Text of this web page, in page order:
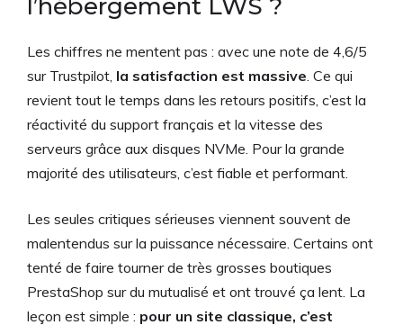
l’hébergement LWS ?
Les chiffres ne mentent pas : avec une note de 4,6/5
sur Trustpilot, la satisfaction est massive . Ce qui
revient tout le temps dans les retours positifs, c’est la
réactivité du support français et la vitesse des
serveurs grâce aux disques NVMe. Pour la grande
majorité des utilisateurs, c’est fiable et performant.
Les seules critiques sérieuses viennent souvent de
malentendus sur la puissance nécessaire. Certains ont
tenté de faire tourner de très grosses boutiques
PrestaShop sur du mutualisé et ont trouvé ça lent. La
leçon est simple : pour un site classique, c’est